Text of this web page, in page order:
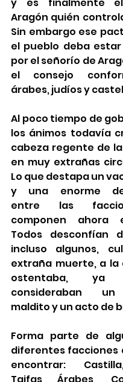
Aragón quién
Sin embargo ese
el pueblo deba
por el señorío de
el consejo
árabes, judíos y
Al poco tiempo de
los ánimos todavía
cabeza regente de
en muy extrañas
Lo que destapa un
y una enorme
entre las
componen ahora
Todos desconfían
incluso algunos,
extraña muerte, a la
ostentaba,
consideraban
maldito y un acto de
Forma parte de
diferentes facciones
encontrar:
Taifas Árabes,